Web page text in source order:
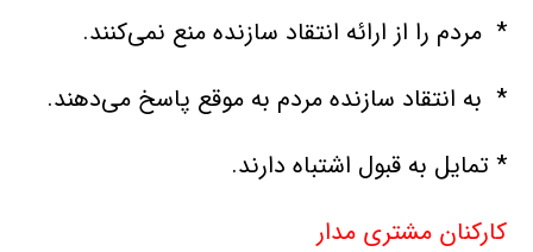
* مردم را از ارائه انتقاد سازنده منع نمی‌کنند.
* به انتقاد سازنده مردم به موقع پاسخ می‌دهند.
* تمایل به قبول اشتباه دارند.
کارکنان مشتری مدار